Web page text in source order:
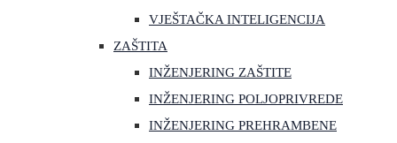
VJEŠTAČKA INTELIGENCIJA
ZAŠTITA
INŽENJERING ZAŠTITE
INŽENJERING POLJOPRIVREDE
INŽENJERING PREHRAMBENE